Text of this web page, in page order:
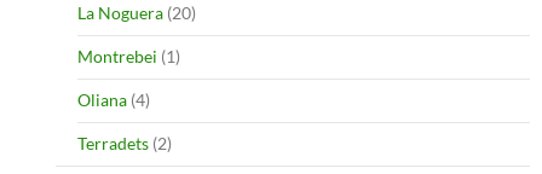
La Noguera (20)
Montrebei (1)
Oliana (4)
Terradets (2)